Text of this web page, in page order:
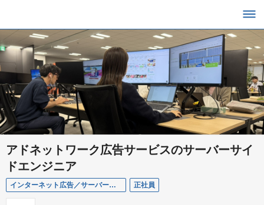
アドネットワーク広告サービスのサーバーサイ
ドエンジニア
インターネット広告／サーバーサイドエンジニア／メンバー 正社員